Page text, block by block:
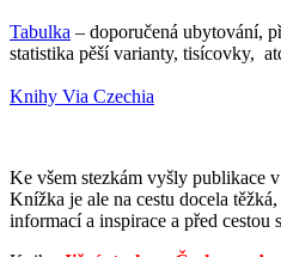
Tabulka – doporučená ubytování,
statistika pěší varianty, tisícovky,
Knihy Via Czechia
Ke všem stezkám vyšly publikace
Knížka je ale na cestu docela
informací a inspirace a před cestou